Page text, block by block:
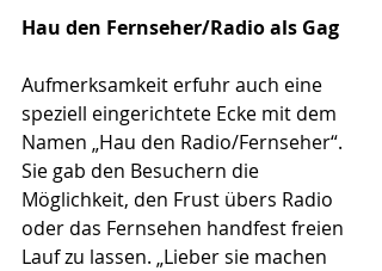
Hau den Fernseher/Radio als Gag
Aufmerksamkeit erfuhr auch eine
speziell eingerichtete Ecke mit dem
Namen „Hau den Radio/Fernseher“.
Sie gab den Besuchern die
Möglichkeit, den Frust übers Radio
oder das Fernsehen handfest freien
Lauf zu lassen. „Lieber sie machen